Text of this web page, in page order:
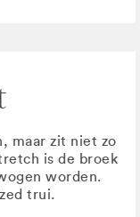
maar zit niet zo
is de broek
worden.
trui.